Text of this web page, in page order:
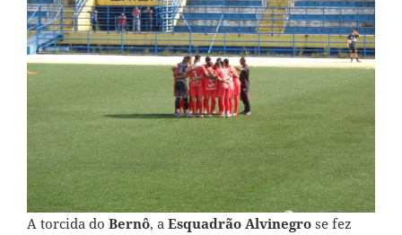
A torcida do Bernô, a Esquadrão Alvinegro se fez